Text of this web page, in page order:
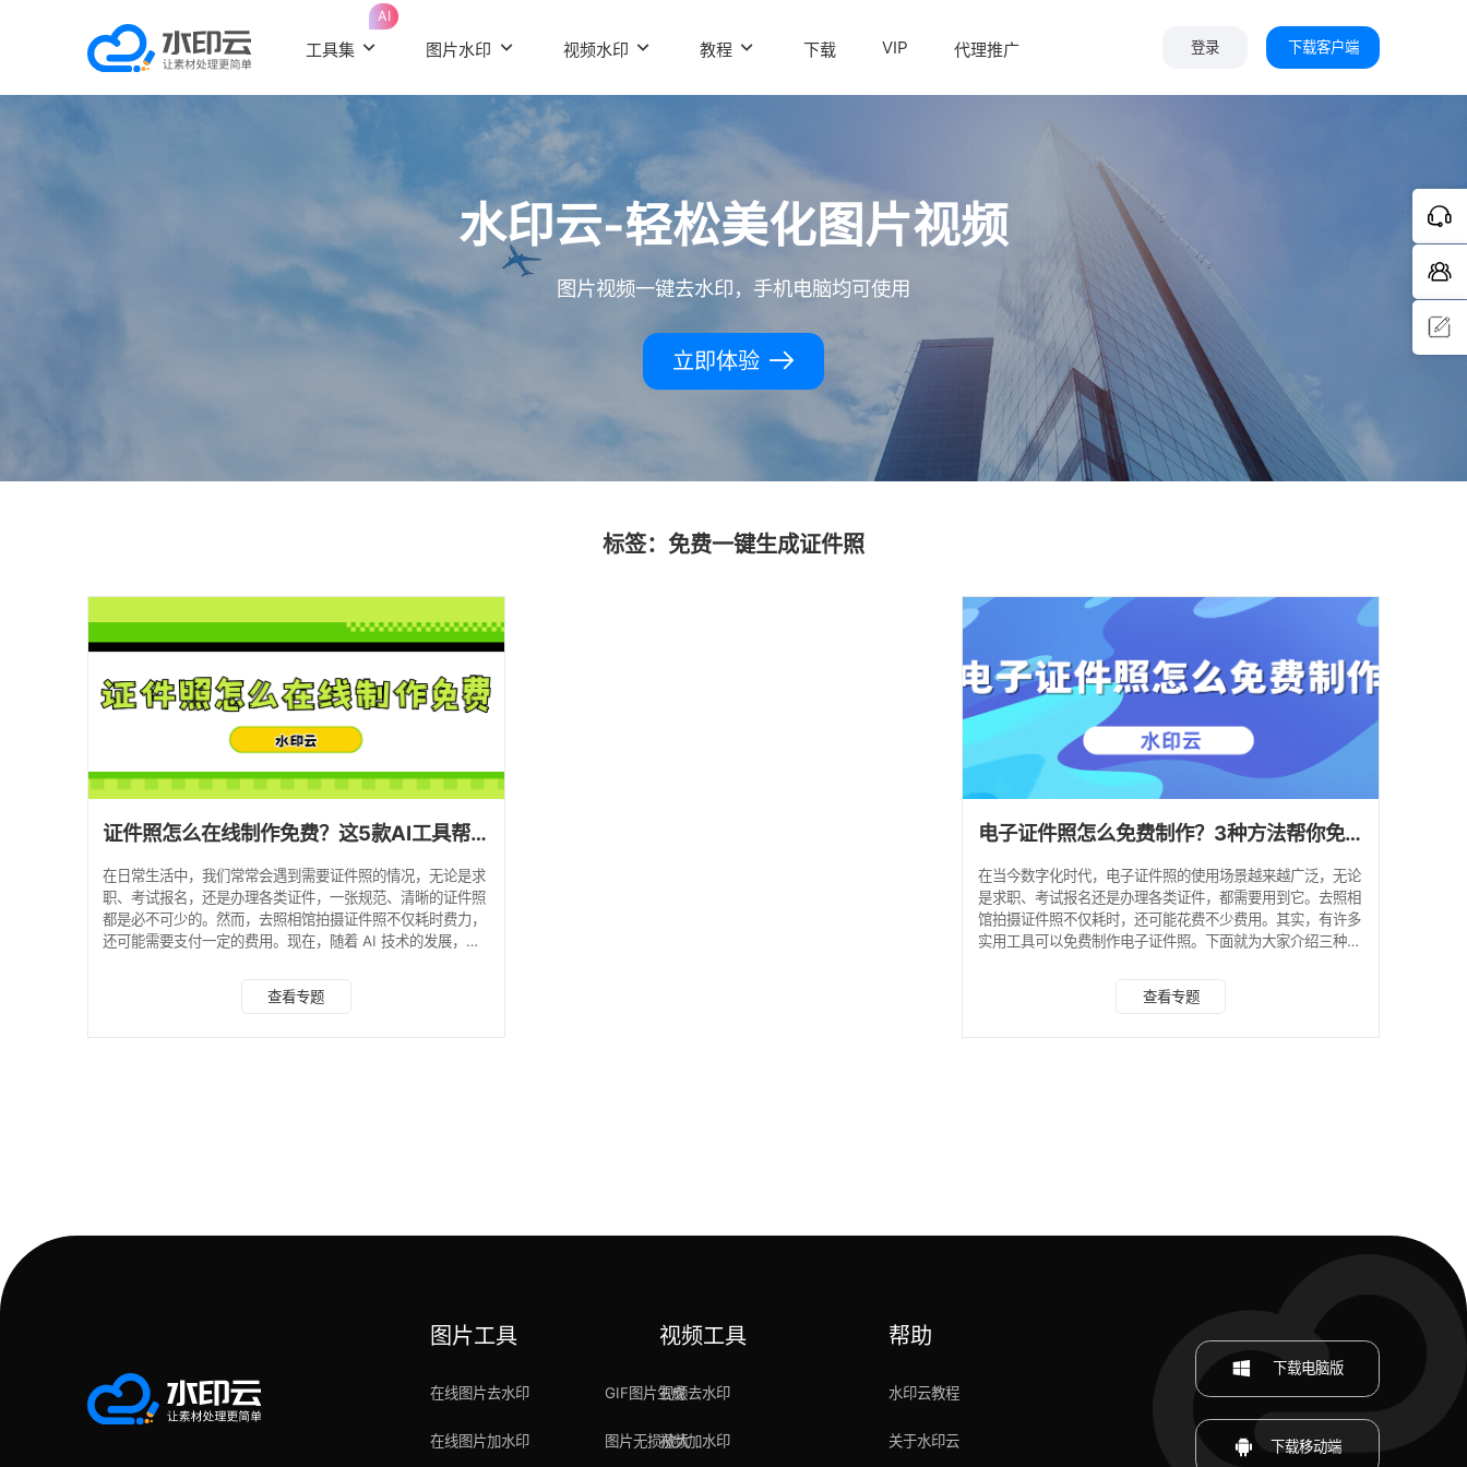
工具集
AI
图片水印 视频水印 教程 下载 VIP 代理推广 登录 下载客户端
水印云-轻松美化图片视频
图片视频一键去水印，手机电脑均可使用
立即体验
标签：免费一键生成证件照
证件照怎么在线制作免费？这5款AI工具帮你一键生成证件照！
在日常生活中，我们常常会遇到需要证件照的情况，无论是求
职、考试报名，还是办理各类证件，一张规范、清晰的证件照
都是必不可少的。然而，去照相馆拍摄证件照不仅耗时费力，
还可能需要支付一定的费用。现在，随着 AI 技术的发展，我
查看专题
电子证件照怎么免费制作？3种方法帮你免费一键生成证件照！
在当今数字化时代，电子证件照的使用场景越来越广泛，无论
是求职、考试报名还是办理各类证件，都需要用到它。去照相
馆拍摄证件照不仅耗时，还可能花费不少费用。其实，有许多
实用工具可以免费制作电子证件照。下面就为大家介绍三种免
抠图功能在制作证件照方面表现卓越，不仅提供超多底色还包
查看专题
图片工具
在线图片去水印
在线图片加水印
GIF图片生成
图片无损放大
视频工具
视频去水印
视频加水印
帮助
水印云教程
关于水印云
下载电脑版
下载移动端